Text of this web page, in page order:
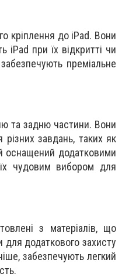
кріплення до iPad. Вони
при їх відкритті чи
преміальне
та задню частини. Вони
завдань, таких як
оснащений додатковими
чудовим вибором для
з матеріалів, що
для додаткового захисту
забезпечують легкий